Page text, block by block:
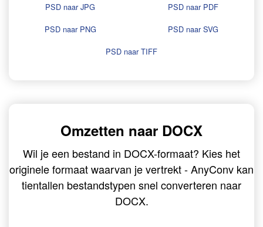
PSD naar JPG
PSD naar PDF
PSD naar PNG
PSD naar SVG
PSD naar TIFF
Omzetten naar DOCX
Wil je een bestand in DOCX-formaat? Kies het
originele formaat waarvan je vertrekt - AnyConv kan
tientallen bestandstypen snel converteren naar
DOCX.